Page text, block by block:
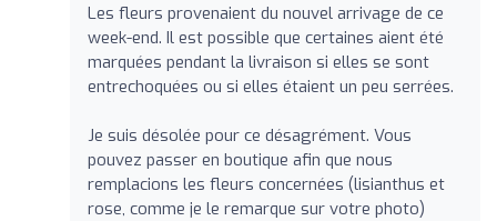
Les fleurs provenaient du nouvel arrivage de ce
week-end. Il est possible que certaines aient été
marquées pendant la livraison si elles se sont
entrechoquées ou si elles étaient un peu serrées.
Je suis désolée pour ce désagrément. Vous
pouvez passer en boutique afin que nous
remplacions les fleurs concernées (lisianthus et
rose, comme je le remarque sur votre photo)